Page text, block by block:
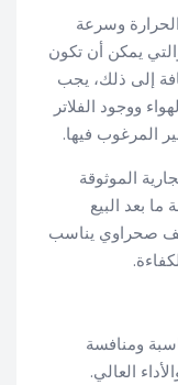
وسرعة
يمكن أن تكون
إلى ذلك، يجب
ووجود الفلاتر
المرغوب فيها.
الموثوقة
بعد البيع
صحراوي يناسب
ومنافسة
العالي.